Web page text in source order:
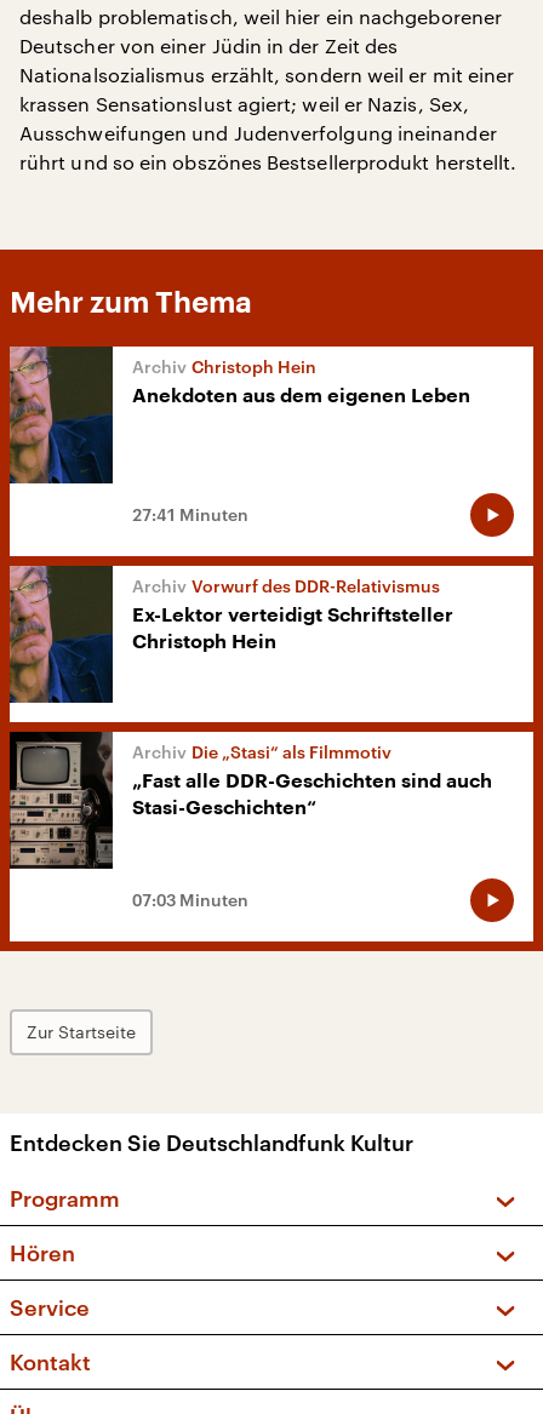
deshalb problematisch, weil hier ein nachgeborener
Deutscher von einer Jüdin in der Zeit des
Nationalsozialismus erzählt, sondern weil er mit einer
krassen Sensationslust agiert; weil er Nazis, Sex,
Ausschweifungen und Judenverfolgung ineinander
rührt und so ein obszönes Bestsellerprodukt herstellt.
Mehr zum Thema
Christoph Hein
Anekdoten aus dem eigenen Leben
27:41 Minuten
Vorwurf des DDR-Relativismus
Ex-Lektor verteidigt Schriftsteller
Christoph Hein
Die „Stasi“ als Filmmotiv
„Fast alle DDR-Geschichten sind auch
Stasi-Geschichten“
07:03 Minuten
Zur Startseite
Entdecken Sie Deutschlandfunk Kultur
Programm
Sendungen und Podcasts
Musikliste
Kakadu – Das Kinderprogramm
Hören
Frequenzen (UKW + DAB+)
Service
FAQ
Apps
Kontakt